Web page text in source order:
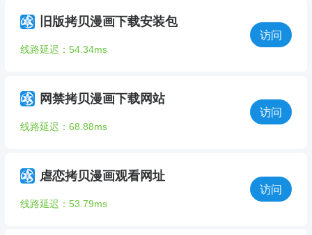
旧版拷贝漫画下载安装包
线路延迟：54.34ms
访问
网禁拷贝漫画下载网站
线路延迟：68.88ms
访问
虐恋拷贝漫画观看网址
线路延迟：53.79ms
访问